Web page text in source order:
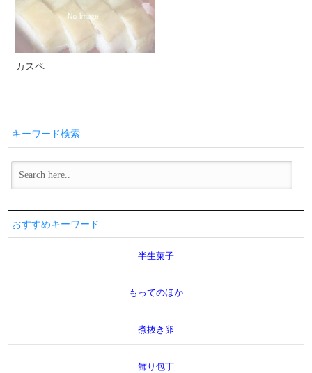
カスペ
キーワード検索
おすすめキーワード
半生菓子
もってのほか
煮抜き卵
飾り包丁